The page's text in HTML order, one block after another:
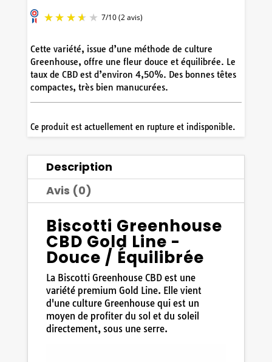
Cette variété, issue d’une méthode de culture
Greenhouse, offre une fleur douce et équilibrée. Le
taux de CBD est d’environ 4,50%. Des bonnes têtes
compactes, très bien manucurées.
Ce produit est actuellement en rupture et indisponible.
Description
Avis (0)
Biscotti Greenhouse
CBD Gold Line -
Douce / Équilibrée
La Biscotti Greenhouse CBD est une
variété premium Gold Line. Elle vient
d'une culture Greenhouse qui est un
moyen de profiter du sol et du soleil
directement, sous une serre.